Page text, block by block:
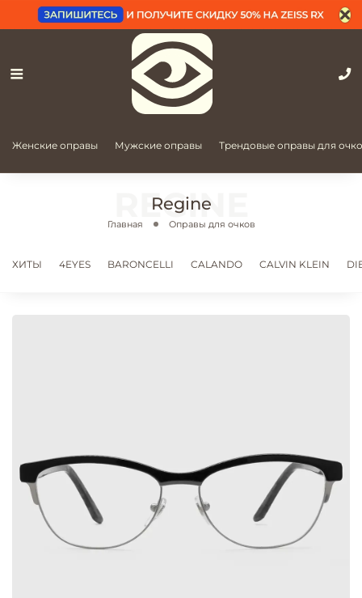
Женские оправы Мужские оправы Трендовые оправы для
Regine
Главная Оправы для очков
ХИТЫ 4EYES BARONCELLI CALANDO CALVIN KLEIN